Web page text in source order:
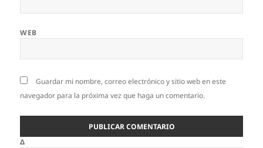
WEB
Guardar mi nombre, correo electrónico y sitio web en este
navegador para la próxima vez que haga un comentario.
Δ